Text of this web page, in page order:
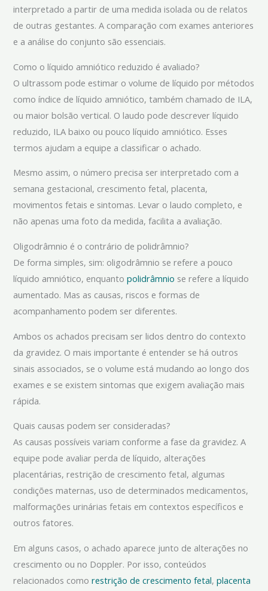
interpretado a partir de uma medida isolada ou de relatos
de outras gestantes. A comparação com exames anteriores
e a análise do conjunto são essenciais.
Como o líquido amniótico reduzido é avaliado?
O ultrassom pode estimar o volume de líquido por métodos
como índice de líquido amniótico, também chamado de ILA,
ou maior bolsão vertical. O laudo pode descrever líquido
reduzido, ILA baixo ou pouco líquido amniótico. Esses
termos ajudam a equipe a classificar o achado.
Mesmo assim, o número precisa ser interpretado com a
semana gestacional, crescimento fetal, placenta,
movimentos fetais e sintomas. Levar o laudo completo, e
não apenas uma foto da medida, facilita a avaliação.
Oligodrâmnio é o contrário de polidrâmnio?
De forma simples, sim: oligodrâmnio se refere a pouco
líquido amniótico, enquantopolidrâmnio se refere a líquido
aumentado. Mas as causas, riscos e formas de
acompanhamento podem ser diferentes.
Ambos os achados precisam ser lidos dentro do contexto
da gravidez. O mais importante é entender se há outros
sinais associados, se o volume está mudando ao longo dos
exames e se existem sintomas que exigem avaliação mais
rápida.
Quais causas podem ser consideradas?
As causas possíveis variam conforme a fase da gravidez. A
equipe pode avaliar perda de líquido, alterações
placentárias, restrição de crescimento fetal, algumas
condições maternas, uso de determinados medicamentos,
malformações urinárias fetais em contextos específicos e
outros fatores.
Em alguns casos, o achado aparece junto de alterações no
crescimento ou no Doppler. Por isso, conteúdos
relacionados comorestrição de crescimento fetal,placenta